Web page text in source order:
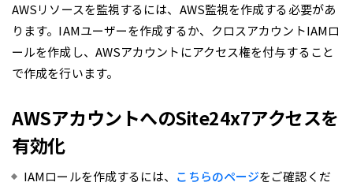
AWSリソースを監視するには、AWS監視を作成する必要があ
ります。IAMユーザーを作成するか、クロスアカウントIAMロ
ールを作成し、AWSアカウントにアクセス権を付与すること
で作成を行います。
AWSアカウントへのSite24x7アクセスを
有効化
IAMロールを作成するには、 こちらのページをご確認くだ